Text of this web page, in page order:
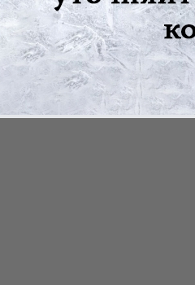
содержанием хлопка;
и CHLORINE FREE;
в положении лежа,